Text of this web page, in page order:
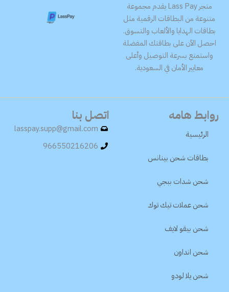
متجر Lass Pay يقدم مجموعة
متنوعة من البطاقات الرقمية مثل
بطاقات الهدايا والألعاب والتسوق.
احصل الآن على بطاقتك المفضلة
واستمتع بسرعة التوصيل وأعلى
معايير الأمان في السعودية.
روابط هامه
الرئيسية
بطاقات شحن بينانس
شحن شدات ببجي
شحن عملات تيك توك
شحن بيقو لايف
شحن انداون
شحن يلا لودو
اتصل بنا
lasspay.supp@gmail.com
966550216206